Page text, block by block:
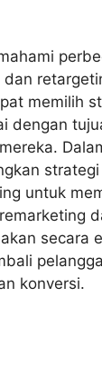
dan
memilih
dengan
untuk
secara
konversi.